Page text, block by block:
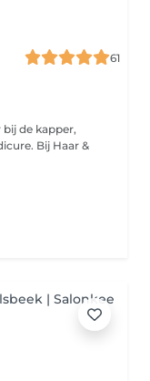
61
bij de kapper,
Bij Haar &